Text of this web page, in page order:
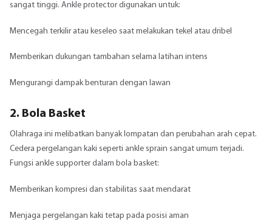
sangat tinggi. Ankle protector digunakan untuk:
Mencegah terkilir atau keseleo saat melakukan tekel atau dribel
Memberikan dukungan tambahan selama latihan intens
Mengurangi dampak benturan dengan lawan
2. Bola Basket
Olahraga ini melibatkan banyak lompatan dan perubahan arah cepat.
Cedera pergelangan kaki seperti ankle sprain sangat umum terjadi.
Fungsi ankle supporter dalam bola basket:
Memberikan kompresi dan stabilitas saat mendarat
Menjaga pergelangan kaki tetap pada posisi aman